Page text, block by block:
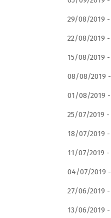
29/08/2019 -
22/08/2019 -
15/08/2019 -
08/08/2019 -
01/08/2019 -
25/07/2019 -
18/07/2019 -
11/07/2019 -
04/07/2019 -
27/06/2019 -
13/06/2019 -